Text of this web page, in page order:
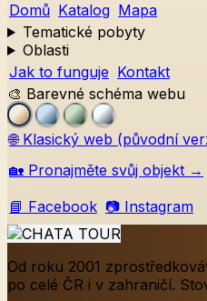
Domů Katalog Mapa
Tematické pobyty
Oblasti
Jak to funguje Kontakt
🎨 Barevné schéma webu
🌐 Klasický web (původní
🏡 Pronajměte svůj objekt →
📘 Facebook 📷 Instagram
Od roku 2001
po celé ČR i v zahraničí.